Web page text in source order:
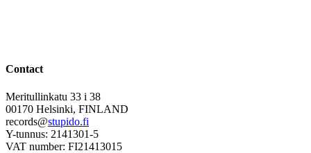
Contact
Meritullinkatu 33 i 38
00170 Helsinki, FINLAND
records@stupido.fi
Y-tunnus: 2141301-5
VAT number: FI21413015